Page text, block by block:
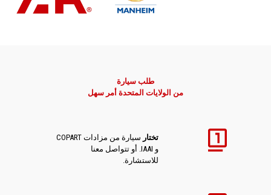
طلب سيارة
من الولايات المتحدة أمر سهل
تختار
سيارة من مزادات COPART
و IAAI. أو تتواصل معنا
للاستشارة.